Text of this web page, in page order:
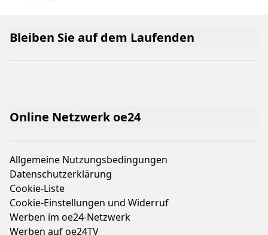
Online Netzwerk oe24
Allgemeine Nutzungsbedingungen
Datenschutzerklärung
Cookie-Liste
Cookie-Einstellungen und Widerruf
Werben im oe24-Netzwerk
Werben auf oe24TV
Bleiben Sie auf dem Laufenden